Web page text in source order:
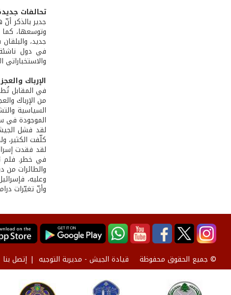
تحالفات
جدير بالذكر
وتوسعها، كما
جديد،
في دول
الإرباك والعجز
في المقابل
من الإرباك
السياسية
الموجودة في
لقد فشل
كلّفت الكثير،
لقد فقدت
في خطر. فلم
والطائرات من
وعليه،
وأنّ تغيّرات
© جميع الحقوق محفوظة قيادة الجيش - مديرية التوجيه إتصل بنا